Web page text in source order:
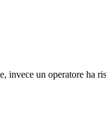
invece un operatore ha